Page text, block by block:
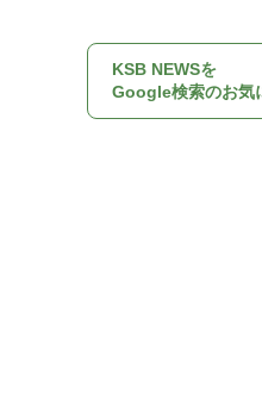
KSB NEWSを
Google検索のお気